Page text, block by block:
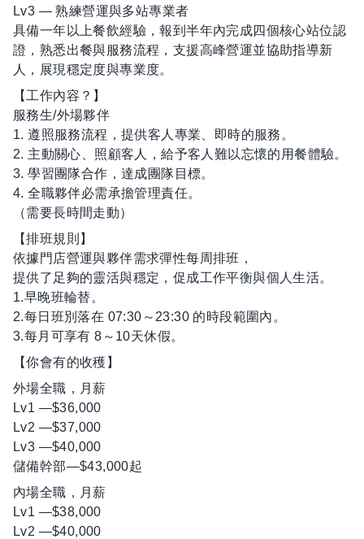
Lv3 — 熟練營運與多站專業者
具備一年以上餐飲經驗，報到半年內完成四個核心站位認
證，熟悉出餐與服務流程，支援高峰營運並協助指導新
人，展現穩定度與專業度。
【工作內容？】
服務生/外場夥伴
1. 遵照服務流程，提供客人專業、即時的服務。
2. 主動關心、照顧客人，給予客人難以忘懷的用餐體驗。
3. 學習團隊合作，達成團隊目標。
4. 全職夥伴必需承擔管理責任。
（需要長時間走動）
【排班規則】
依據門店營運與夥伴需求彈性每周排班，
提供了足夠的靈活與穩定，促成工作平衡與個人生活。
1.早晚班輪替。
2.每日班別落在 07:30～23:30 的時段範圍內。
3.每月可享有 8～10天休假。
【你會有的收穫】
外場全職，月薪
Lv1 —$36,000
Lv2 —$37,000
Lv3 —$40,000
儲備幹部—$43,000起
內場全職，月薪
Lv1 —$38,000
Lv2 —$40,000